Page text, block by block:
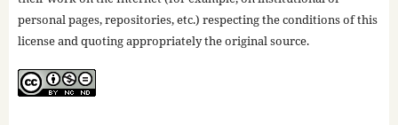
personal pages, repositories, etc.) respecting the conditions of this
license and quoting appropriately the original source.